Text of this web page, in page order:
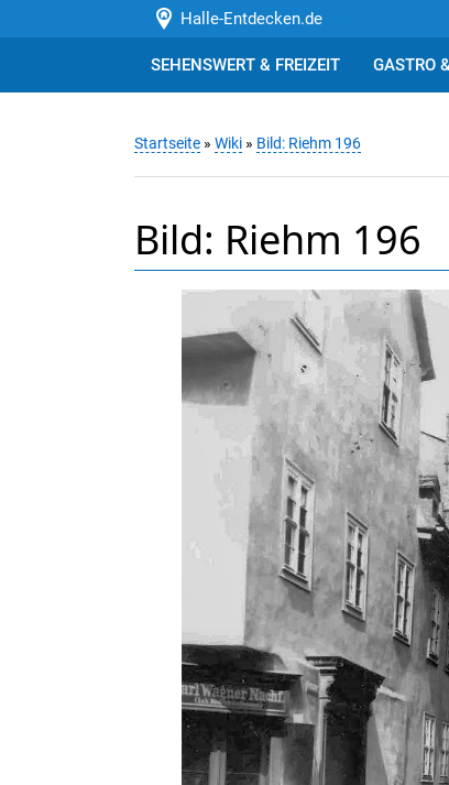
Halle-Entdecken.de
SEHENSWERT & FREIZEIT GASTRO
Startseite » Wiki » Bild: Riehm 196
Bild: Riehm 196